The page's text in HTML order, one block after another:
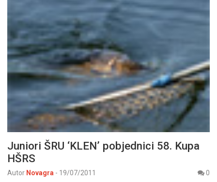
Juniori ŠRU ‘KLEN’ pobjednici 58. Kupa
HŠRS
Autor Novagra - 19/07/2011
0